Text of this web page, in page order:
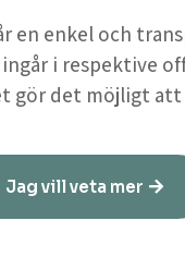
en enkel och
i respektive
gör det möjligt
Jag vill veta mer